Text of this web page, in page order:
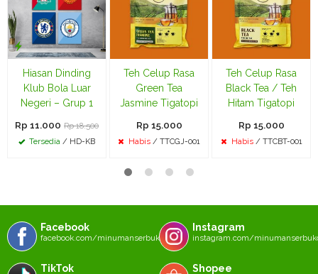
Hiasan Dinding
Klub Bola Luar
Negeri – Grup 1
Rp 11.000 Rp 18.500
Tersedia / HD-KB
Teh Celup Rasa
Green Tea
Jasmine Tigatopi
Rp 15.000
Habis / TTCGJ-001
Teh Celup Rasa
Black Tea / Teh
Hitam Tigatopi
Rp 15.000
Habis/ TTCBT-001
Facebook
facebook.com/minumanserbukcom
Instagram
instagram.com/
TikTok Shopee